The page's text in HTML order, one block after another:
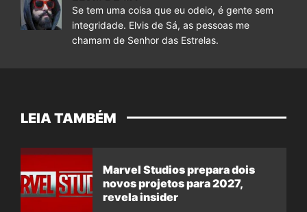
Se tem uma coisa que eu odeio, é gente sem
integridade. Elvis de Sá, as pessoas me
chamam de Senhor das Estrelas.
LEIA TAMBÉM
Marvel Studios prepara dois
novos projetos para 2027,
revela insider